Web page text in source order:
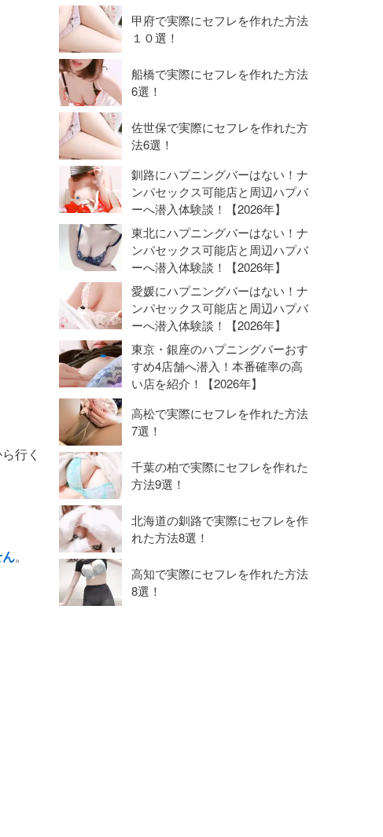
行く
。
甲府で実際にセフレを作れた方法
１０選！
船橋で実際にセフレを作れた方法
6選！
佐世保で実際にセフレを作れた方
法6選！
釧路にハプニングバーはない！ナ
ンパセックス可能店と周辺ハプバ
ーへ潜入体験談！【2026年】
東北にハプニングバーはない！ナ
ンパセックス可能店と周辺ハプバ
ーへ潜入体験談！【2026年】
愛媛にハプニングバーはない！ナ
ンパセックス可能店と周辺ハプバ
ーへ潜入体験談！【2026年】
東京・銀座のハプニングバーおす
すめ4店舗へ潜入！本番確率の高
い店を紹介！【2026年】
高松で実際にセフレを作れた方法
7選！
千葉の柏で実際にセフレを作れた
方法9選！
北海道の釧路で実際にセフレを作
れた方法8選！
高知で実際にセフレを作れた方法
8選！